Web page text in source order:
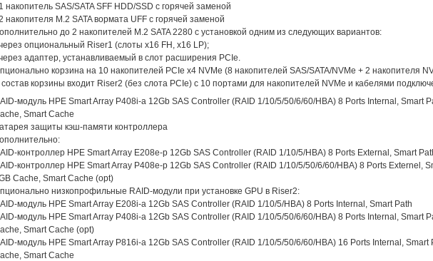
накопитель SAS/SATA SFF HDD/SSD с горячей заменой
накопителя M.2 SATA вормата UFF с горячей заменой
до 2 накопителей M.2 SATA 2280 с установкой одним из следующих вариантов:
опциональный Riser1 (слоты x16 FH, x16 LP);
адаптер, устанавливаемый в слот расширения PCIe.
корзина на 10 накопителей PCIe x4 NVMe (8 накопителей SAS/SATA/NVMe + 2 накопителя
состав корзины входит Riser2 (без слота PCIe) c 10 портами для накопителей NVMe и кабелями
модуль HPE Smart Array P408i-a 12Gb SAS Controller (RAID 1/10/5/50/6/60/HBA) 8 Ports Internal, Smart
Smart Cache
защиты кэш-памяти контроллера
контроллер HPE Smart Array E208e-p 12Gb SAS Controller (RAID 1/10/5/HBA) 8 Ports External, Smart
контроллер HPE Smart Array P408e-p 12Gb SAS Controller (RAID 1/10/5/50/6/60/HBA) 8 Ports Externel,
Cache, Smart Cache (opt)
низкопрофильные RAID-модули при установке GPU в Riser2:
модуль HPE Smart Array E208i-a 12Gb SAS Controller (RAID 1/10/5/HBA) 8 Ports Internal, Smart Path
модуль HPE Smart Array P408i-a 12Gb SAS Controller (RAID 1/10/5/50/6/60/HBA) 8 Ports Internal, Smart
Smart Cache (opt)
модуль HPE Smart Array P816i-a 12Gb SAS Controller (RAID 1/10/5/50/6/60/HBA) 16 Ports Internal, Smart
Smart Cache